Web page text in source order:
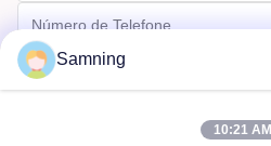
Samning
10:21 AM